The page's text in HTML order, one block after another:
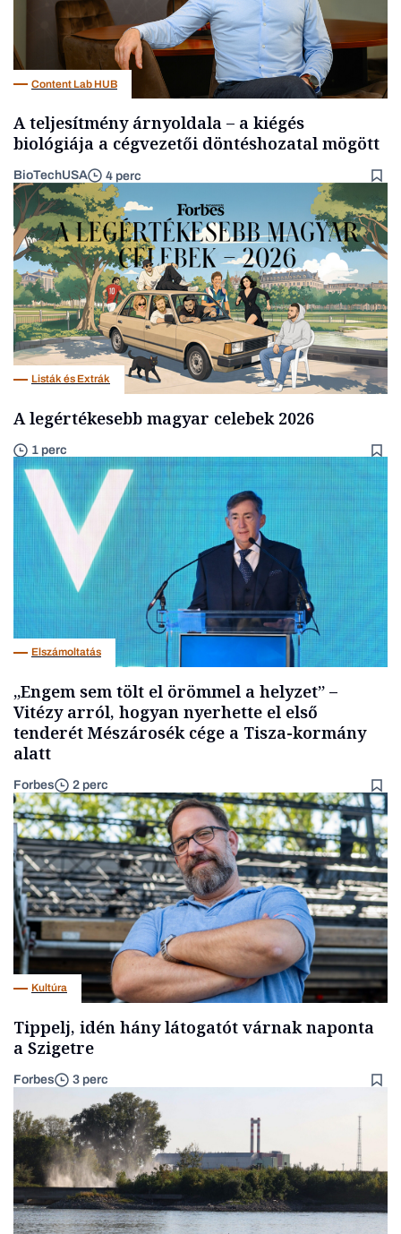
Content Lab HUB
A teljesítmény árnyoldala – a kiégés
biológiája a cégvezetői döntéshozatal mögött
BioTechUSA 4 perc
Listák és Extrák
A legértékesebb magyar celebek 2026
1 perc
Elszámoltatás
„Engem sem tölt el örömmel a helyzet” –
Vitézy arról, hogyan nyerhette el első
tenderét Mészárosék cége a Tisza-kormány
alatt
Forbes 2 perc
Kultúra
Tippelj, idén hány látogatót várnak naponta
a Szigetre
Forbes 3 perc